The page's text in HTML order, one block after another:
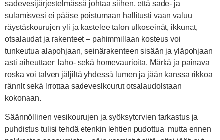
sadevesijärjestelmässä johtaa siihen, että sade- ja
sulamisvesi ei pääse poistumaan hallitusti vaan valuu
räystäskourujen yli ja kastelee talon ulkoseinät, ikkunat,
otsalaudat ja rakenteet – pahimmillaan kosteus voi
tunkeutua alapohjaan, seinärakenteen sisään ja yläpohjaan
asti aiheuttaen laho- sekä homevaurioita. Märkä ja painava
roska voi talven jäljiltä yhdessä lumen ja jään kanssa rikkoa
rännit sekä irrottaa sadevesikourut otsalaudoistaan
kokonaan.
Säännöllinen vesikourujen ja syöksytorvien tarkastus ja
puhdistus tulisi tehdä etenkin lehtien pudottua, mutta ennen